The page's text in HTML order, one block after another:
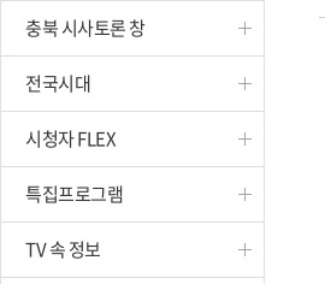
충북 시사토론 창
전국시대
시청자 FLEX
특집프로그램
TV 속 정보